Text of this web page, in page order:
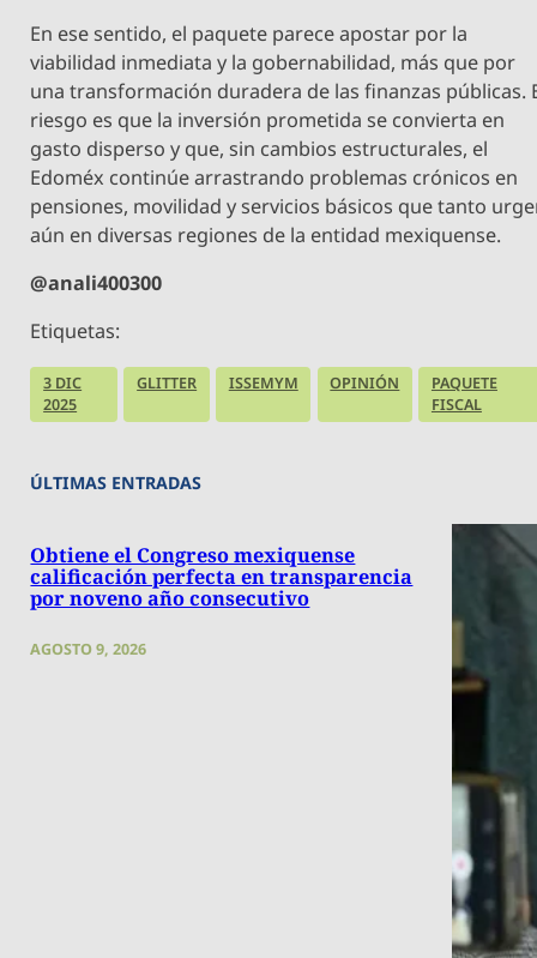
En ese sentido, el paquete parece apostar por la
viabilidad inmediata y la gobernabilidad, más que por
una transformación duradera de las finanzas públicas.
riesgo es que la inversión prometida se convierta en
gasto disperso y que, sin cambios estructurales, el
Edoméx continúe arrastrando problemas crónicos en
pensiones, movilidad y servicios básicos que tanto
aún en diversas regiones de la entidad mexiquense.
@anali400300
Etiquetas:
3 DIC
2025
GLITTER ISSEMYM OPINIÓN
PAQUETE
FISCAL
ÚLTIMAS ENTRADAS
Obtiene el Congreso mexiquense
calificación perfecta en transparencia
por noveno año consecutivo
AGOSTO 9, 2026